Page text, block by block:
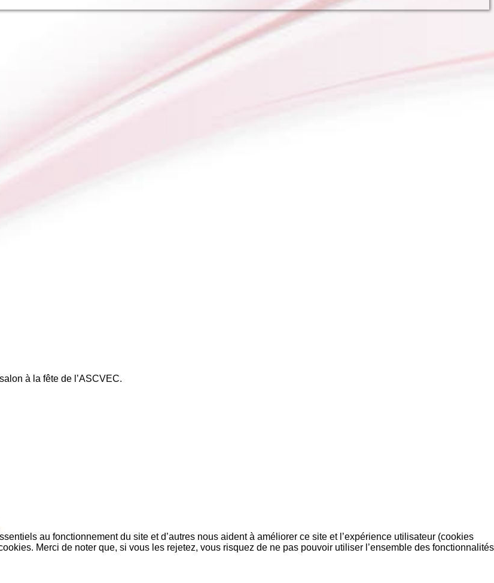
à la fête de l’ASCVEC.
au fonctionnement du site et d’autres nous aident à améliorer ce site et l’expérience utilisateur (cookies
Merci de noter que, si vous les rejetez, vous risquez de ne pas pouvoir utiliser l’ensemble des fonctionnalités